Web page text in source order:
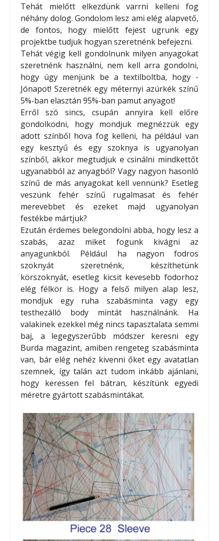
Tehát mielőtt elkezdünk varrni kelleni fog
néhány dolog. Gondolom lesz ami elég alapvető,
de fontos, hogy mielőtt fejest ugrunk egy
projektbe tudjuk hogyan szeretnénk befejezni.
Tehát végig kell gondolnunk milyen anyagokat
szeretnénk használni, nem kell arra gondolni,
hogy úgy menjünk be a textilboltba, hogy -
Jónapot! Szeretnék egy méternyi azúrkék színű
5%-ban elasztán 95%-ban pamut anyagot!
Erről szó sincs, csupán annyira kell előre
gondolkodni, hogy mondjuk megnézzük egy
adott színből hova fog kelleni, ha például van
egy kesztyű és egy szoknya is ugyanolyan
színből, akkor megtudjuk e csinálni mindkettőt
ugyanabból az anyagból? Vagy nagyon hasonló
színű de más anyagokat kell vennünk? Esetleg
veszünk fehér színű rugalmasat és fehér
merevebbet és ezeket majd ugyanolyan
festékbe mártjuk?
Ezután érdemes belegondolni abba, hogy lesz a
szabás, azaz miket fogunk kivágni az
anyagunkból. Például ha nagyon fodros
szoknyát szeretnénk, készíthetünk
körszoknyát, esetleg kicsit kevesebb fodorhoz
elég félkör is. Hogy a felső milyen alap lesz,
mondjuk egy ruha szabásminta vagy egy
testhezálló body mintát használnánk. Ha
valakinek ezekkel még nincs tapasztalata semmi
baj, a legegyszerűbb módszer keresni egy
Burda magazint, amiben rengeteg szabásminta
van, bár elég nehéz kivenni őket egy avatatlan
szemnek, így talán azt tudom inkább ajánlani,
hogy keressen fel bátran, készítünk egyedi
méretre gyártott szabásmintákat.